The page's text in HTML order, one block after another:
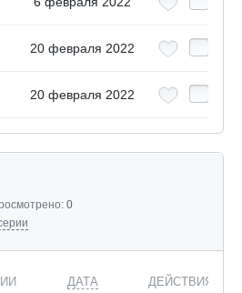
20 февраля 2022
20 февраля 2022
0
ДАТА ДЕЙСТВИЯ